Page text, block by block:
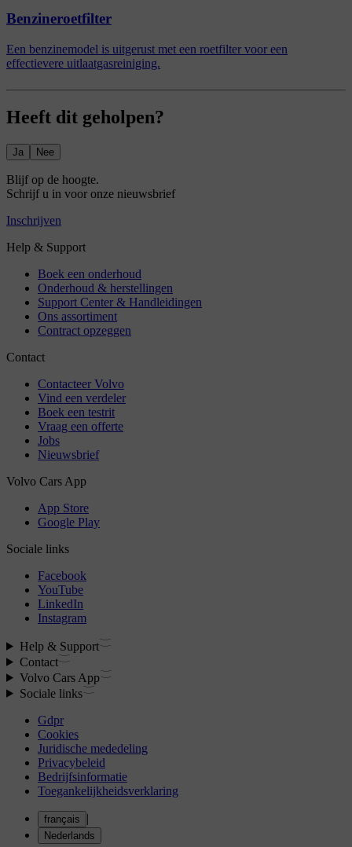
Benzineroetfilter
Een benzinemodel is uitgerust met een roetfilter voor een
effectievere uitlaatgasreiniging.
Heeft dit geholpen?
Ja Nee